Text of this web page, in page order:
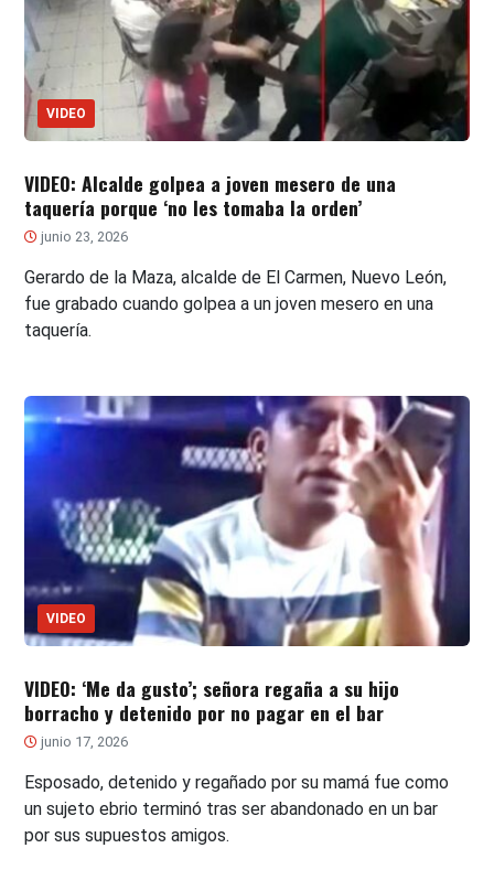
VIDEO
VIDEO: Alcalde golpea a joven mesero de una
taquería porque ‘no les tomaba la orden’
junio 23, 2026
Gerardo de la Maza, alcalde de El Carmen, Nuevo León,
fue grabado cuando golpea a un joven mesero en una
taquería.
VIDEO
VIDEO: ‘Me da gusto’; señora regaña a su hijo
borracho y detenido por no pagar en el bar
junio 17, 2026
Esposado, detenido y regañado por su mamá fue como
un sujeto ebrio terminó tras ser abandonado en un bar
por sus supuestos amigos.